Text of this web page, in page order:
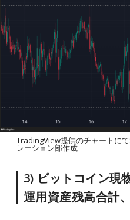
TradingView提供のチャートに
レーション部作成
3) ビットコイン現
運用資産残高合計